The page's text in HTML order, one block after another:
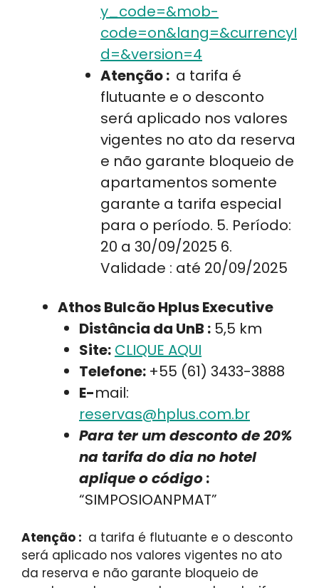
y_code=&mob-
code=on&lang=&currencyI
d=&version=4
Atenção : a tarifa é
flutuante e o desconto
será aplicado nos valores
vigentes no ato da reserva
e não garante bloqueio de
apartamentos somente
garante a tarifa especial
para o período. 5. Período:
20 a 30/09/2025 6.
Validade : até 20/09/2025
Athos Bulcão Hplus Executive
Distância da UnB : 5,5 km
Site: CLIQUE AQUI
Telefone: +55 (61) 3433-3888
E-mail:
reservas@hplus.com.br
Para ter um desconto de 20%
na tarifa do dia no hotel
aplique o código:
“SIMPOSIOANPMAT”
Atenção : a tarifa é flutuante e o desconto
será aplicado nos valores vigentes no ato
da reserva e não garante bloqueio de